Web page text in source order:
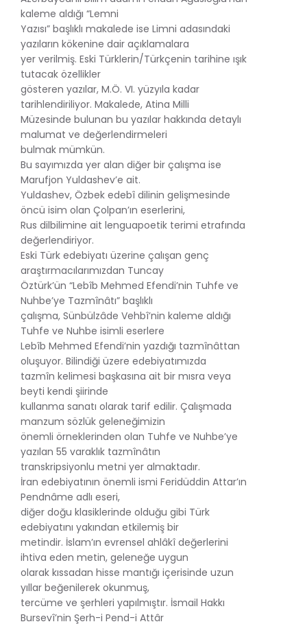
kaleme aldığı “Lemni
Yazısı” başlıklı makalede ise Limni adasındaki
yazıların kökenine dair açıklamalara
yer verilmiş. Eski Türklerin/Türkçenin tarihine ışık
tutacak özellikler
gösteren yazılar, M.Ö. VI. yüzyıla kadar
tarihlendiriliyor. Makalede, Atina Milli
Müzesinde bulunan bu yazılar hakkında detaylı
malumat ve değerlendirmeleri
bulmak mümkün.
Bu sayımızda yer alan diğer bir çalışma ise
Marufjon Yuldashev’e ait.
Yuldashev, Özbek edebî dilinin gelişmesinde
öncü isim olan Çolpan’ın eserlerini,
Rus dilbilimine ait lenguapoetik terimi etrafında
değerlendiriyor.
Eski Türk edebiyatı üzerine çalışan genç
araştırmacılarımızdan Tuncay
Öztürk’ün “Lebîb Mehmed Efendi’nin Tuhfe ve
Nuhbe’ye Tazmînâtı” başlıklı
çalışma, Sünbülzâde Vehbî’nin kaleme aldığı
Tuhfe ve Nuhbe isimli eserlere
Lebîb Mehmed Efendi’nin yazdığı tazmînâttan
oluşuyor. Bilindiği üzere edebiyatımızda
tazmîn kelimesi başkasına ait bir mısra veya
beyti kendi şiirinde
kullanma sanatı olarak tarif edilir. Çalışmada
manzum sözlük geleneğimizin
önemli örneklerinden olan Tuhfe ve Nuhbe’ye
yazılan 55 varaklık tazmînâtın
transkripsiyonlu metni yer almaktadır.
İran edebiyatının önemli ismi Feridüddin Attar’ın
Pendnâme adlı eseri,
diğer doğu klasiklerinde olduğu gibi Türk
edebiyatını yakından etkilemiş bir
metindir. İslam’ın evrensel ahlâkî değerlerini
ihtiva eden metin, geleneğe uygun
olarak kıssadan hisse mantığı içerisinde uzun
yıllar beğenilerek okunmuş,
tercüme ve şerhleri yapılmıştır. İsmail Hakkı
Bursevî’nin Şerh-i Pend-i Attâr